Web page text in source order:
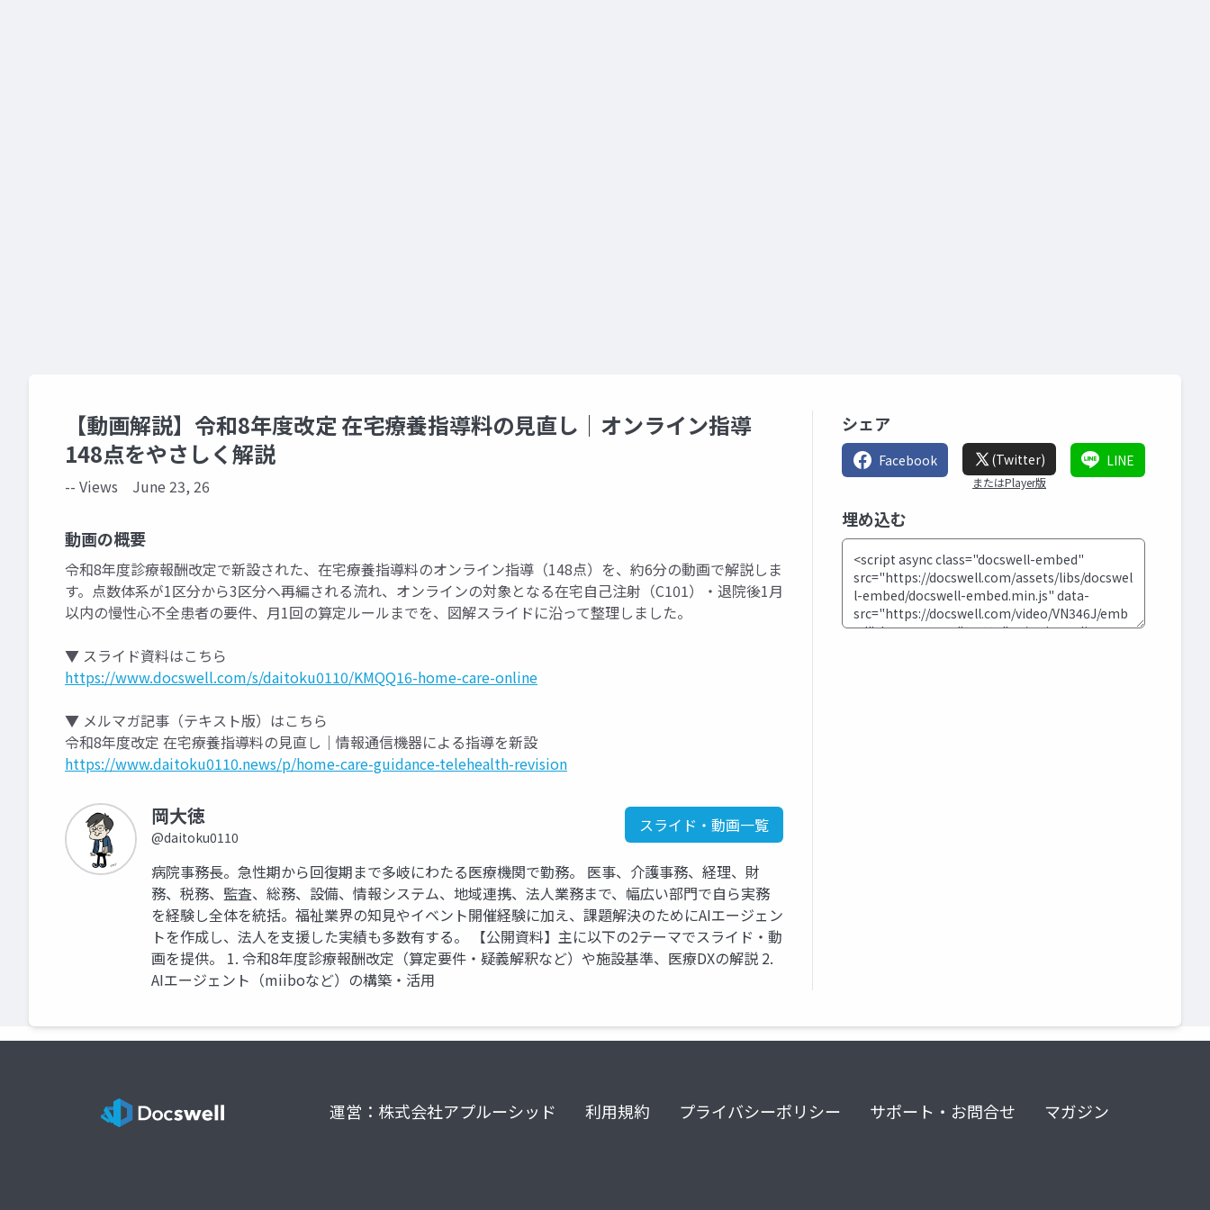
【動画解説】令和8年度改定 在宅療養指導料の見直し｜オンライン指導
148点をやさしく解説
-- Views June 23, 26
動画の概要
令和8年度診療報酬改定で新設された、在宅療養指導料のオンライン指導（148点）を、約6分の動画で解説しま
す。点数体系が1区分から3区分へ再編される流れ、オンラインの対象となる在宅自己注射（C101）・退院後1月
以内の慢性心不全患者の要件、月1回の算定ルールまでを、図解スライドに沿って整理しました。
▼ スライド資料はこちら
https://www.docswell.com/s/daitoku0110/KMQQ16-home-care-online
▼ メルマガ記事（テキスト版）はこちら
令和8年度改定 在宅療養指導料の見直し｜情報通信機器による指導を新設
https://www.daitoku0110.news/p/home-care-guidance-telehealth-revision
岡大徳
@daitoku0110
スライド・動画一覧
病院事務長。急性期から回復期まで多岐にわたる医療機関で勤務。 医事、介護事務、経理、財
務、税務、監査、総務、設備、情報システム、地域連携、法人業務まで、幅広い部門で自ら実務
を経験し全体を統括。福祉業界の知見やイベント開催経験に加え、課題解決のためにAIエージェン
トを作成し、法人を支援した実績も多数有する。 【公開資料】主に以下の2テーマでスライド・動
画を提供。 1. 令和8年度診療報酬改定（算定要件・疑義解釈など）や施設基準、医療DXの解説 2.
AIエージェント（miiboなど）の構築・活用
シェア
Facebook (Twitter)
またはPlayer版
LINE
埋め込む
運営：株式会社アプルーシッド 利用規約 プライバシーポリシー サポート・お問合せ マガジン